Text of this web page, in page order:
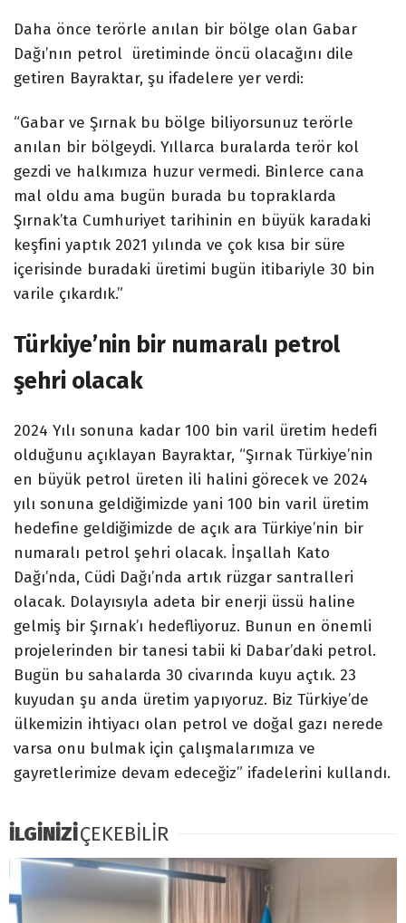
Daha önce terörle anılan bir bölge olan Gabar
Dağı’nın petrol üretiminde öncü olacağını dile
getiren Bayraktar, şu ifadelere yer verdi:
“Gabar ve Şırnak bu bölge biliyorsunuz terörle
anılan bir bölgeydi. Yıllarca buralarda terör kol
gezdi ve halkımıza huzur vermedi. Binlerce cana
mal oldu ama bugün burada bu topraklarda
Şırnak’ta Cumhuriyet tarihinin en büyük karadaki
keşfini yaptık 2021 yılında ve çok kısa bir süre
içerisinde buradaki üretimi bugün itibariyle 30 bin
varile çıkardık.”
Türkiye’nin bir numaralı petrol
şehri olacak
2024 Yılı sonuna kadar 100 bin varil üretim hedefi
olduğunu açıklayan Bayraktar, “Şırnak Türkiye’nin
en büyük petrol üreten ili halini görecek ve 2024
yılı sonuna geldiğimizde yani 100 bin varil üretim
hedefine geldiğimizde de açık ara Türkiye’nin bir
numaralı petrol şehri olacak. İnşallah Kato
Dağı’nda, Cüdi Dağı’nda artık rüzgar santralleri
olacak. Dolayısıyla adeta bir enerji üssü haline
gelmiş bir Şırnak’ı hedefliyoruz. Bunun en önemli
projelerinden bir tanesi tabii ki Dabar’daki petrol.
Bugün bu sahalarda 30 civarında kuyu açtık. 23
kuyudan şu anda üretim yapıyoruz. Biz Türkiye’de
ülkemizin ihtiyacı olan petrol ve doğal gazı nerede
varsa onu bulmak için çalışmalarımıza ve
gayretlerimize devam edeceğiz” ifadelerini kullandı.
İLGİNİZİÇEKEBİLİR